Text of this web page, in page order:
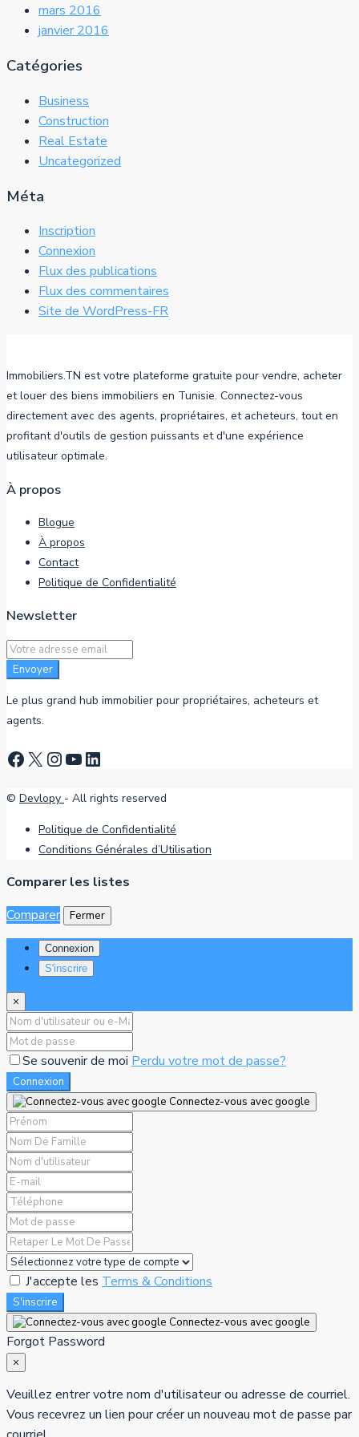
mars 2016
janvier 2016
Catégories
Business
Construction
Real Estate
Uncategorized
Méta
Inscription
Connexion
Flux des publications
Flux des commentaires
Site de WordPress-FR
Immobiliers.TN est votre plateforme gratuite pour vendre, acheter
et louer des biens immobiliers en Tunisie. Connectez-vous
directement avec des agents, propriétaires, et acheteurs, tout en
profitant d'outils de gestion puissants et d'une expérience
utilisateur optimale.
À propos
Blogue
À propos
Contact
Politique de Confidentialité
Newsletter
Envoyer
Le plus grand hub immobilier pour propriétaires, acheteurs et
agents.
Facebook
X Instagram
YouTube
LinkedIn
© Devlopy - All rights reserved
Politique de Confidentialité
Conditions Générales d’Utilisation
Comparer les listes
Comparer
Fermer
Connexion
S'inscrire
×
Se souvenir de moi Perdu votre mot de passe?
Connexion
Connectez-vous avec google
J'accepte les Terms & Conditions
S'inscrire
Connectez-vous avec google
Forgot Password
×
Veuillez entrer votre nom d'utilisateur ou adresse de courriel.
Vous recevrez un lien pour créer un nouveau mot de passe par